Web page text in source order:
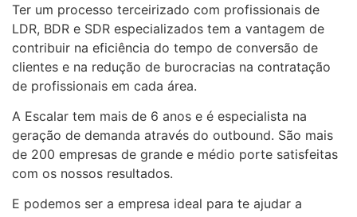
Ter um processo terceirizado com profissionais de
LDR, BDR e SDR especializados tem a vantagem de
contribuir na eficiência do tempo de conversão de
clientes e na redução de burocracias na contratação
de profissionais em cada área.
A Escalar tem mais de 6 anos e é especialista na
geração de demanda através do outbound. São mais
de 200 empresas de grande e médio porte satisfeitas
com os nossos resultados.
E podemos ser a empresa ideal para te ajudar a